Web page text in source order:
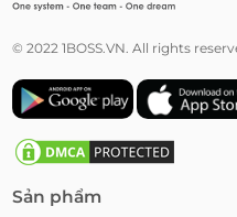
© 2022 1BOSS.VN. All rights
Sản phẩm